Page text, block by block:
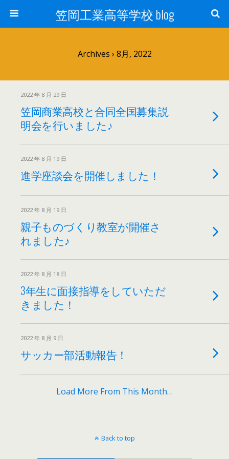
笠岡工業高等学校 blog
Archives › 8月, 2022
2022 年 8 月 29 日
笠岡商業高校と合同全国募集説
明会を行いました♪
2022 年 8 月 19 日
進学座談会を開催しました！
2022 年 8 月 19 日
親子ものづくり教室が開催さ
れました♪
2022 年 8 月 18 日
3年生に面接指導をしていただ
きました！
2022 年 8 月 9 日
サッカー部活動報告！
Load More From This Month…
Back to top